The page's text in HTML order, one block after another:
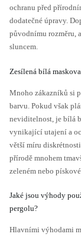
ochranu před
dodatečné úpravy.
původnímu rozměru,
sluncem.
Zesílená bílá
Mnoho zákazníků si
barvu. Pokud však
neviditelnost, je bílá
vynikající utajení a
větší míru
přírodě mnohem
zeleném nebo
Jaké jsou výhody
pergolu?
Hlavními výhodami